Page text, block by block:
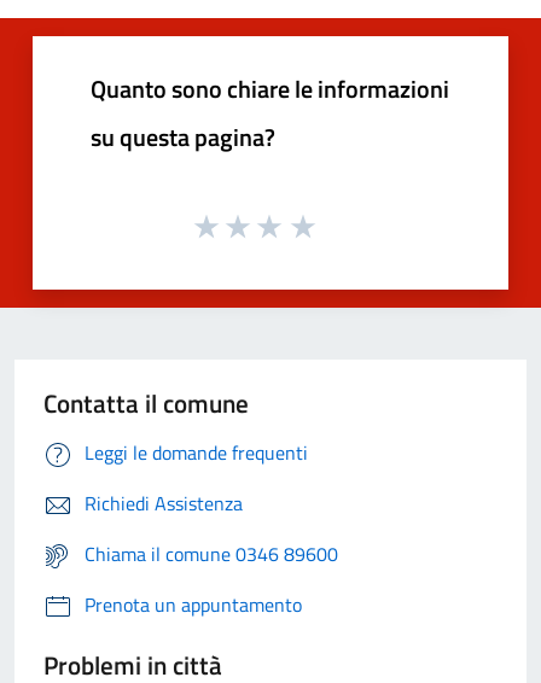
Quanto sono chiare le informazioni
su questa pagina?
Contatta il comune
Leggi le domande frequenti
Richiedi Assistenza
Chiama il comune 0346 89600
Prenota un appuntamento
Problemi in città